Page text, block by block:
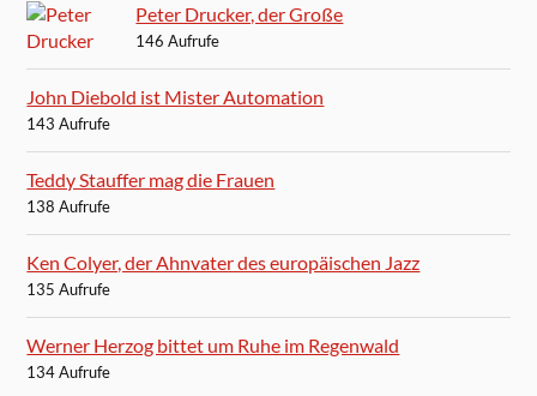
Peter Drucker, der Große
146 Aufrufe
John Diebold ist Mister Automation
143 Aufrufe
Teddy Stauffer mag die Frauen
138 Aufrufe
Ken Colyer, der Ahnvater des europäischen Jazz
135 Aufrufe
Werner Herzog bittet um Ruhe im Regenwald
134 Aufrufe